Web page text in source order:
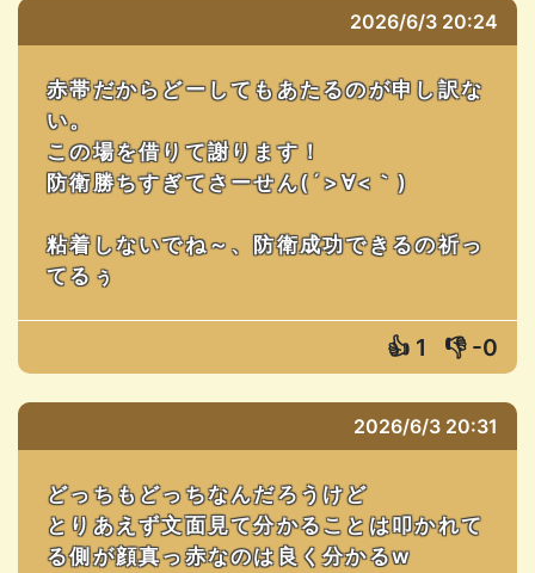
2026/6/3 20:24
赤帯だからどーしてもあたるのが申し訳な
い。
この場を借りて謝ります！
防衛勝ちすぎてさーせん(´>∀<｀)ゝ
粘着しないでね～、防衛成功できるの祈っ
てるぅ
👍 1 👎 -0
2026/6/3 20:31
どっちもどっちなんだろうけど
とりあえず文面見て分かることは叩かれて
る側が顔真っ赤なのは良く分かるw